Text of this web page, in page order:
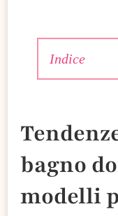
Indice
bagno
modelli